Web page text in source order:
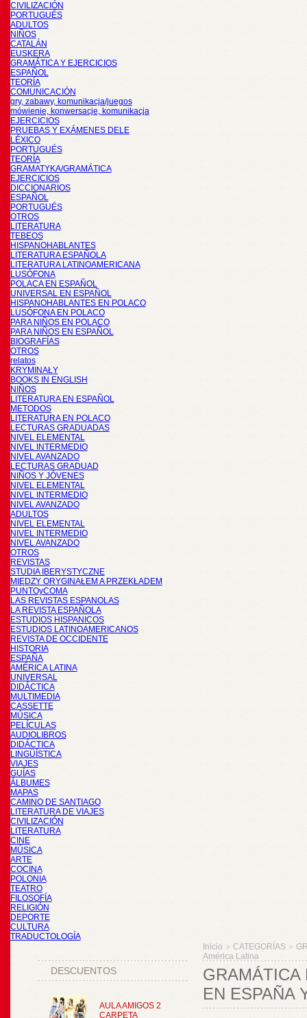
CIVILIZACIÓN
PORTUGUÉS
ADULTOS
NIÑOS
CATALÁN
EUSKERA
GRAMÁTICA Y EJERCICIOS
ESPAÑOL
TEORÍA
COMUNICACIÓN
gry, zabawy, komunikacja/juegos
mówienie, konwersacje, komunikacja
EJERCICIOS
PRUEBAS Y EXÁMENES DELE
LÉXICO
PORTUGUÉS
TEORÍA
GRAMATYKA/GRAMÁTICA
EJERCICIOS
DICCIONARIOS
ESPAÑOL
PORTUGUÉS
OTROS
LITERATURA
TEBEOS
HISPANOHABLANTES
LITERATURA ESPAÑOLA
LITERATURA LATINOAMERICANA
LUSÓFONA
POLACA EN ESPAÑOL
UNIVERSAL EN ESPAÑOL
HISPANOHABLANTES EN POLACO
LUSÓFONA EN POLACO
PARA NIÑOS EN POLACO
PARA NIÑOS EN ESPAÑOL
BIOGRAFÍAS
OTROS
relatos
KRYMINAŁY
BOOKS IN ENGLISH
NIÑOS
LITERATURA EN ESPAÑOL
METODOS
LITERATURA EN POLACO
LECTURAS GRADUADAS
NIVEL ELEMENTAL
NIVEL INTERMEDIO
NIVEL AVANZADO
LECTURAS GRADUAD
NIÑOS Y JÓVENES
NIVEL ELEMENTAL
NIVEL INTERMEDIO
NIVEL AVANZADO
ADULTOS
NIVEL ELEMENTAL
NIVEL INTERMEDIO
NIVEL AVANZADO
OTROS
REVISTAS
STUDIA IBERYSTYCZNE
MIĘDZY ORYGINAŁEM A PRZEKŁADEM
PUNTOyCOMA
LAS REVISTAS ESPANOLAS
LA REVISTA ESPAÑOLA
ESTUDIOS HISPANICOS
ESTUDIOS LATINOAMERICANOS
REVISTA DE OCCIDENTE
HISTORIA
ESPAÑA
AMÉRICA LATINA
UNIVERSAL
DIDÁCTICA
MULTIMEDIA
CASSETTE
MÚSICA
PELÍCULAS
AUDIOLIBROS
DIDÁCTICA
LINGÜÍSTICA
VIAJES
GUÍAS
ÁLBUMES
MAPAS
CAMINO DE SANTIAGO
LITERATURA DE VIAJES
CIVILIZACIÓN
LITERATURA
CINE
MÚSICA
ARTE
COCINA
POLONIA
TEATRO
FILOSOFÍA
RELIGIÓN
DEPORTE
CULTURA
TRADUCTOLOGÍA
DESCUENTOS
AULA AMIGOS 2
CARPETA
Inicio > CATEGORÍAS >
América Latina
GRAMÁTICA
EN ESPAÑA